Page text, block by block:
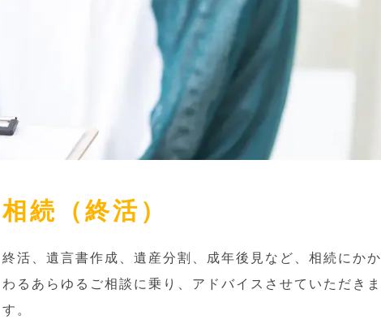
相続（終活）
終活、遺言書作成、遺産分割、成年後見など、相続にかか
わるあらゆるご相談に乗り、アドバイスさせていただきま
す。